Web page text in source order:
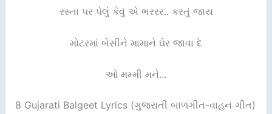
રસ્તા પર પેલું કેવું એ ભરરર.. કરતું જાય
મોટરમાં બેસીને મામાને ઘેર જાવા દે
ઓ મમ્મી મને…
8 Gujarati Balgeet Lyrics (ગુજરાતી બાળગીત-વાહન ગીત)